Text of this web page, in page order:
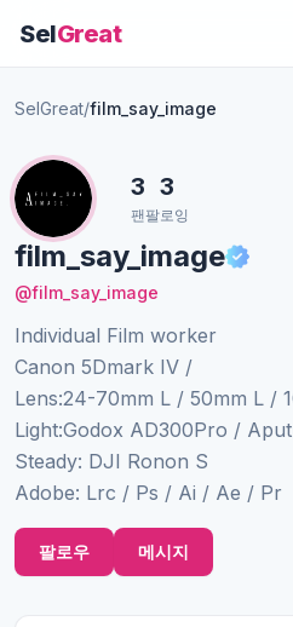
SelGreat
SelGreat/film_say_image
film_say_image
@film_say_image
Individual Film worker
Canon 5Dmark IV /
Lens:24-70mm L / 50mm L /
Light:Godox AD300Pro /
Steady: DJI Ronon S
Adobe: Lrc / Ps / Ai / Ae / Pr
3
팬
3
팔로잉
팔로우 메시지